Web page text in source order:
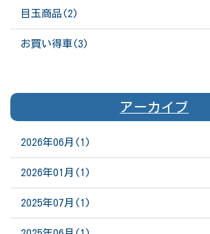
目玉商品(2)
お買い得車(3)
アーカイブ
2026年06月(1)
2026年01月(1)
2025年07月(1)